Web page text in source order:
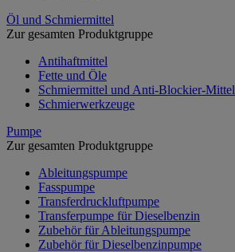
Öl und Schmiermittel
Zur gesamten Produktgruppe
Antihaftmittel
Fette und Öle
Schmiermittel und Anti-Blockier-Mittel
Schmierwerkzeuge
Pumpe
Zur gesamten Produktgruppe
Ableitungspumpe
Fasspumpe
Transferdruckluftpumpe
Transferpumpe für Dieselbenzin
Zubehör für Ableitungspumpe
Zubehör für Dieselbenzinpumpe